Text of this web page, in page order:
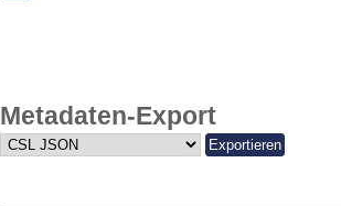
Metadaten-Export